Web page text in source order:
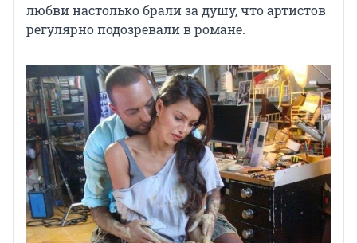
любви настолько брали за душу, что артистов
регулярно подозревали в романе.